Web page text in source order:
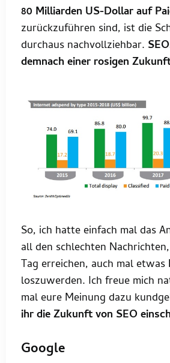
80 Milliarden US-Dollar auf
zurückzuführen sind, ist die
durchaus nachvollziehbar.
demnach einer rosigen
So, ich hatte einfach mal das
all den schlechten
Tag erreichen, auch mal etwas
loszuwerden. Ich freue mich
mal eure Meinung dazu
ihr die Zukunft von SEO
Google